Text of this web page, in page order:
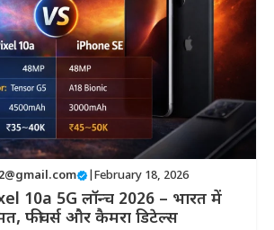
February 18, 2026
10a 5G लॉन्च 2026 – भारत में
फीचर्स और कैमरा डिटेल्स